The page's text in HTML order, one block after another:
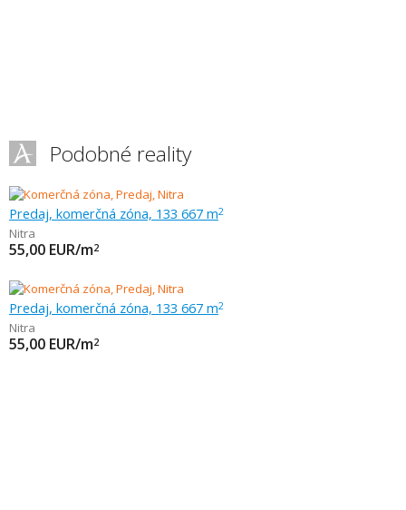
Podobné reality
Predaj, komerčná zóna, 133 667 m2
Nitra
55,00 EUR/m2
Predaj, komerčná zóna, 133 667 m2
Nitra
55,00 EUR/m2